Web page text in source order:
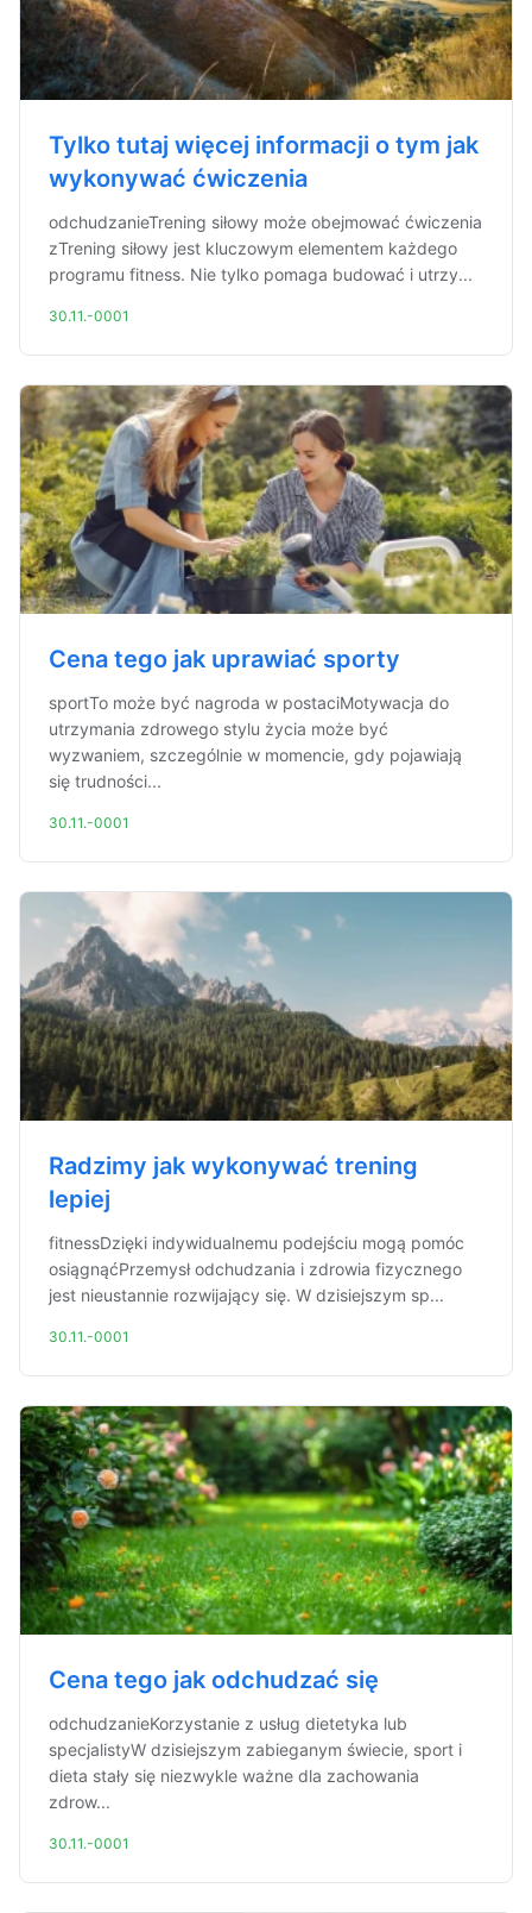
Tylko tutaj więcej informacji o tym jak
wykonywać ćwiczenia
odchudzanieTrening siłowy może obejmować ćwiczenia
zTrening siłowy jest kluczowym elementem każdego
programu fitness. Nie tylko pomaga budować i utrzy...
30.11.-0001
Cena tego jak uprawiać sporty
sportTo może być nagroda w postaciMotywacja do
utrzymania zdrowego stylu życia może być
wyzwaniem, szczególnie w momencie, gdy pojawiają
się trudności...
30.11.-0001
Radzimy jak wykonywać trening
lepiej
fitnessDzięki indywidualnemu podejściu mogą pomóc
osiągnąćPrzemysł odchudzania i zdrowia fizycznego
jest nieustannie rozwijający się. W dzisiejszym sp...
30.11.-0001
Cena tego jak odchudzać się
odchudzanieKorzystanie z usług dietetyka lub
specjalistyW dzisiejszym zabieganym świecie, sport i
dieta stały się niezwykle ważne dla zachowania
zdrow...
30.11.-0001